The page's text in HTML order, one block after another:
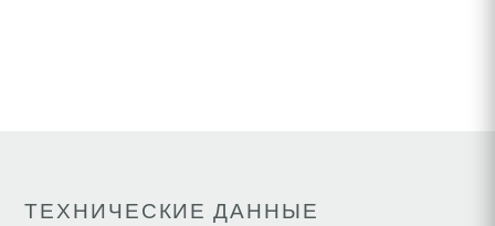
ТЕХНИЧЕСКИЕ ДАННЫЕ